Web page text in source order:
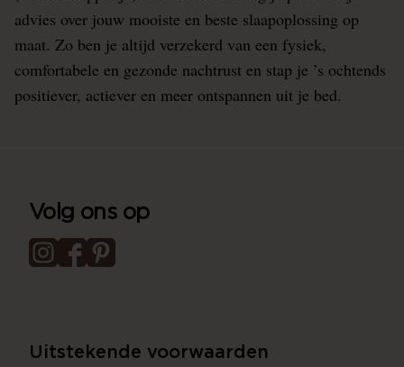
advies over jouw mooiste en beste slaapoplossing op
maat. Zo ben je altijd verzekerd van een fysiek,
comfortabele en gezonde nachtrust en stap je ’s ochtends
positiever, actiever en meer ontspannen uit je bed.
Volg ons op
Uitstekende voorwaarden